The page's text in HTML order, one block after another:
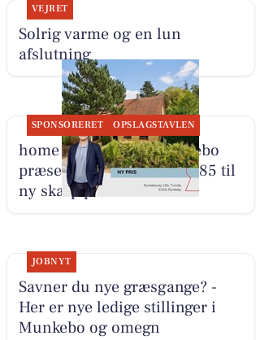
VEJRET
Solrig varme og en lun
afslutning
SPONSORERET OPSLAGSTAVLEN
home Kerteminde-Munkebo
præsenterer Rynkebyvej 185 til
ny skarp pris
JOBNYT
Savner du nye græsgange? -
Her er nye ledige stillinger i
Munkebo og omegn